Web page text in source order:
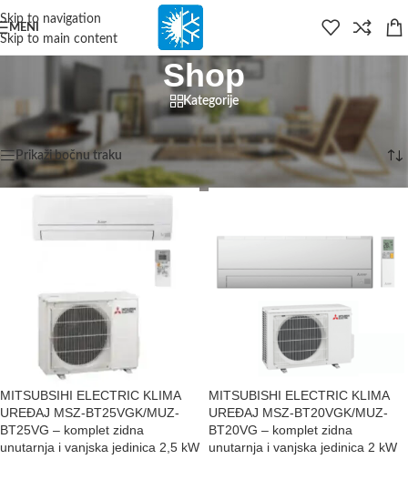
content
Skip to navigation
Skip to main content
MENI
Shop
Kategorije
Početna
Shop/Stranica 2 Prikazujemo 13–24 od 163 rezultata
Prikaži bočnu traku
MITSUBSIHI ELECTRIC KLIMA
UREĐAJ MSZ-BT25VGK/MUZ-
BT25VG – komplet zidna
unutarnja i vanjska jedinica 2,5 kW
MITSUBISHI ELECTRIC KLIMA
UREĐAJ MSZ-BT20VGK/MUZ-
BT20VG – komplet zidna
unutarnja i vanjska jedinica 2 kW